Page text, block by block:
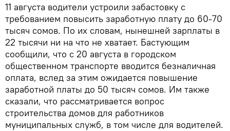
11 августа водители устроили забастовку с
требованием повысить заработную плату до 60-70
тысяч сомов. По их словам, нынешней зарплаты в
22 тысячи ни на что не хватает. Бастующим
сообщили, что с 20 августа в городском
общественном транспорте вводится безналичная
оплата, вслед за этим ожидается повышение
заработной платы до 50 тысяч сомов. Им также
сказали, что рассматривается вопрос
строительства домов для работников
муниципальных служб, в том числе для водителей.